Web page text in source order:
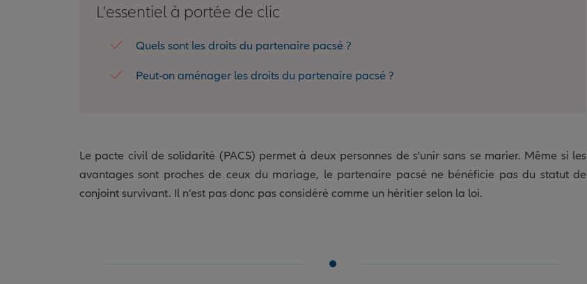
L'essentiel à portée de clic
Quels sont les droits du partenaire pacsé ?
Peut-on aménager les droits du partenaire pacsé ?
Le pacte civil de solidarité (PACS) permet à deux personnes de s'unir sans se marier. Même si les
avantages sont proches de ceux du mariage, le partenaire pacsé ne bénéficie pas du statut de
conjoint survivant. Il n’est pas donc pas considéré comme un héritier selon la loi.